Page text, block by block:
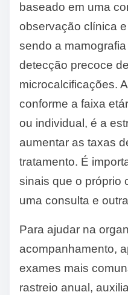
baseado em uma
observação clínica
sendo a
detecção precoce
microcalcificações.
conforme a faixa
ou individual, é a
aumentar as taxas
tratamento. É
sinais que o próprio
uma consulta e
Para ajudar na
acompanhamento,
exames mais
rastreio anual,